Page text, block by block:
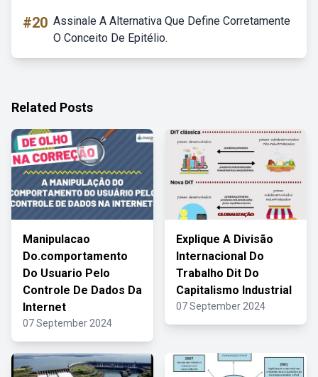
#20 Assinale A Alternativa Que Define Corretamente
O Conceito De Epitélio.
Related Posts
Manipulacao
Do.comportamento
Do Usuario Pelo
Controle De Dados Da
Internet
07 September 2024
Explique A Divisão
Internacional Do
Trabalho Dit Do
Capitalismo Industrial
07 September 2024